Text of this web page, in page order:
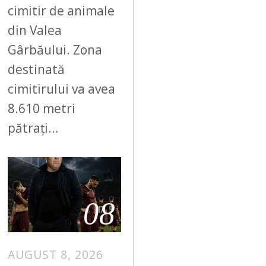
cimitir de animale
din Valea
Gârbăului. Zona
destinată
cimitirului va avea
8.610 metri
pătrați…
08
AUGUST 8, 2026